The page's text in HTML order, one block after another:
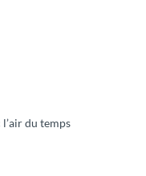
du temps